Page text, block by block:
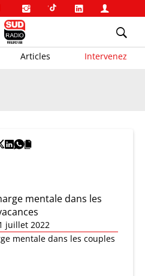
Articles Intervenez
mentale dans les
juillet 2022
mentale dans les couples